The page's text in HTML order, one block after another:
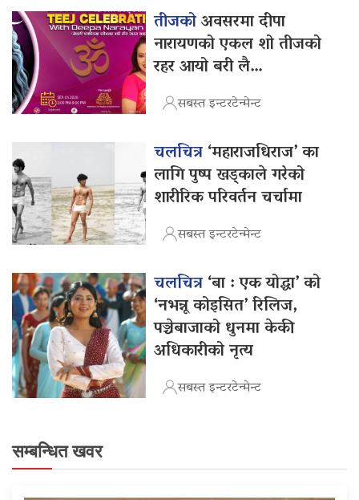
तीजकोअवसरमा दीपा
नारायणको एकल शो तीजको
रहर आयो बरी लै…
सबस्त इन्टरटेन्मेन्ट
चलचित्र‘महाराजधिराज’ का
लागि पुष्प खड्काले गरेको
शारीरिक परिवर्तन चर्चामा
सबस्त इन्टरटेन्मेन्ट
चलचित्र‘बा : एक योद्धा’ को
‘नभन्नू कोइसित’ रिलिज,
पञ्चेबाजाको धुनमा केकी
अधिकारीको नृत्य
सबस्त इन्टरटेन्मेन्ट
सम्बन्धित खवर